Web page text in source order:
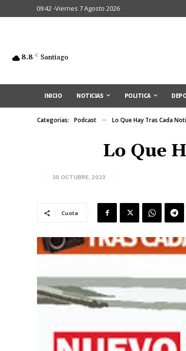
09:42 -Viernes 7 Agosto 2026
8.8 C Santiago
INICIO NOTICIAS POLITICA
Categorias: Podcast Lo Que Hay Tras Cada
Lo Que
30 OCTUBRE, 2023
Cuota